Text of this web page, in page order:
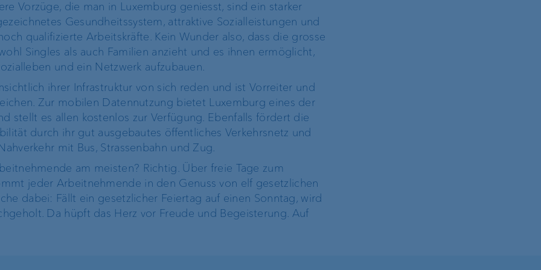
Vorzüge, die man in Luxemburg geniesst, sind ein starker
Gesundheitssystem, attraktive Sozialleistungen und
qualifizierte Arbeitskräfte. Kein Wunder also, dass die grosse
Singles als auch Familien anzieht und es ihnen ermöglicht,
und ein Netzwerk aufzubauen.
ihrer Infrastruktur von sich reden und ist Vorreiter und
Zur mobilen Datennutzung bietet Luxemburg eines der
stellt es allen kostenlos zur Verfügung. Ebenfalls fördert die
durch ihr gut ausgebautes öffentliches Verkehrsnetz und
mit Bus, Strassenbahn und Zug.
am meisten? Richtig. Über freie Tage zum
jeder Arbeitnehmende in den Genuss von elf gesetzlichen
dabei: Fällt ein gesetzlicher Feiertag auf einen Sonntag, wird
Da hüpft das Herz vor Freude und Begeisterung. Auf